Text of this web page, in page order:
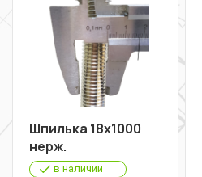
Шпилька 18х1000
нерж.
в наличии